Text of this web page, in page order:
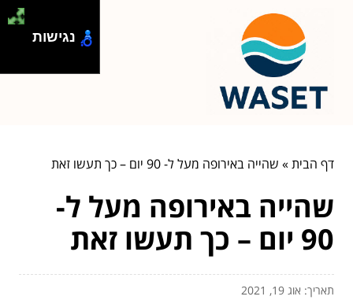
דף הבית» שהייה באירופה מעל ל- 90 יום – כך תעשו זאת
שהייה באירופה מעל ל-
90 יום – כך תעשו זאת
תאריך: אוג 19, 2021
נגישות